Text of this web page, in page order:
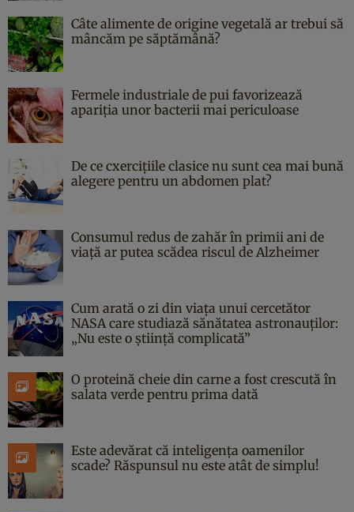
Câte alimente de origine vegetală ar trebui să
mâncăm pe săptămână?
Fermele industriale de pui favorizează
apariția unor bacterii mai periculoase
De ce cxercițiile clasice nu sunt cea mai bună
alegere pentru un abdomen plat?
Consumul redus de zahăr în primii ani de
viață ar putea scădea riscul de Alzheimer
Cum arată o zi din viața unui cercetător
NASA care studiază sănătatea astronauților:
„Nu este o știință complicată”
O proteină cheie din carne a fost crescută în
salata verde pentru prima dată
Este adevărat că inteligența oamenilor
scade? Răspunsul nu este atât de simplu!